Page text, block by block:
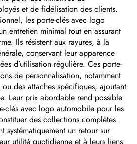
et de fidélisation des clients.
les porte-clés avec logo
entretien minimal tout en assurant
Ils résistent aux rayures, à la
conservant leur apparence
d’utilisation régulière. Ces porte-
de personnalisation, notamment
ou des attaches spécifiques, ajoutant
Leur prix abordable rend possible
clés avec logo automobile pour les
des collections complètes.
systématiquement un retour sur